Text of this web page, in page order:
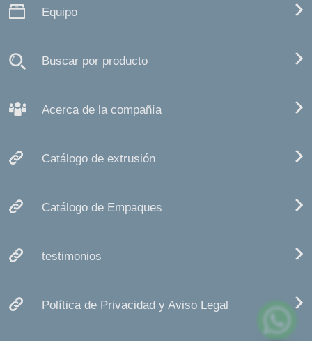
Equipo
Buscar por producto
Acerca de la compañía
Catálogo de extrusión
Catálogo de Empaques
testimonios
Política de Privacidad y Aviso Legal